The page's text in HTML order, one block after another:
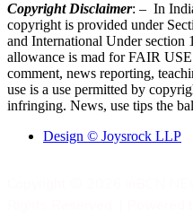
Copyright Disclaimer: – In
copyright is provided under
and International Under
allowance is mad for FAIR
comment, news reporting,
use is a use permitted by
infringing. News, use tips the
Design © Joysrock LLP